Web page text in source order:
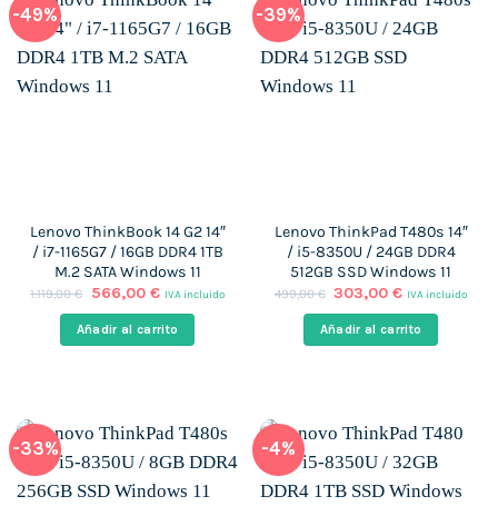
-49%
Lenovo ThinkBook 14 G2 14″
/ i7-1165G7 / 16GB DDR4 1TB
M.2 SATA Windows 11
1.119,00€
El
original
era:
566,00 €El
actual
es:
IVA incluido
Añadir al carrito
-39%
Lenovo ThinkPad T480s 14″
/ i5-8350U / 24GB DDR4
512GB SSD Windows 11
499,00€ El
original
era:
303,00€El
actual
es:
IVA incluido
Añadir al carrito
-33% -4%